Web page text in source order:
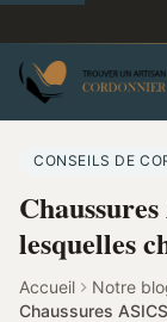
CONSEILS DE
lesquelles
Accueil Notre